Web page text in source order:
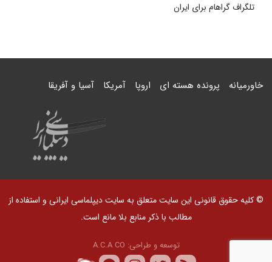
تلگراف گراهام برای ایران
خاورمیانه پرونده هسته ای اروپا آمریکا آسیا و آفریقا
© کلیه حقوق قانونی این سایت متعلق به سایت دیپلماسی ایرانی و استفاده از
مطالب با ذکر منابع بلا مانع است.
توسعه و طراحی: A.C.A CO